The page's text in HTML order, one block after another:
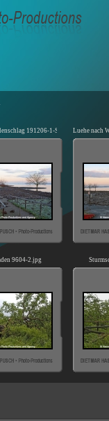
191206-1-SW.jpgLuehe nach
9604-2.jpg